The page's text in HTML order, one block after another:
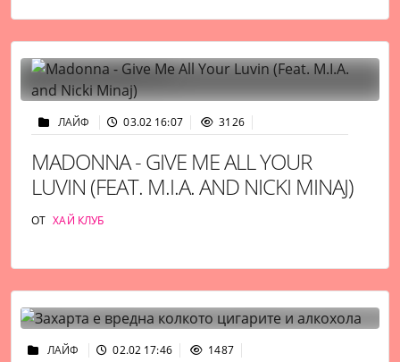
ЛАЙФ 03.02 16:07 3126
MADONNA - GIVE ME ALL YOUR
LUVIN (FEAT. M.I.A. AND NICKI MINAJ)
ОТ ХАЙ КЛУБ
ЛАЙФ 02.02 17:46 1487